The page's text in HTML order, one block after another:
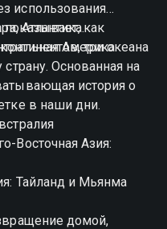
использования
показывает, как
три океана
страну. Основанная на
история о
в наши дни.
Атлантика.
Америка
Восточная Азия:
Тайланд и Мьянма
домой,